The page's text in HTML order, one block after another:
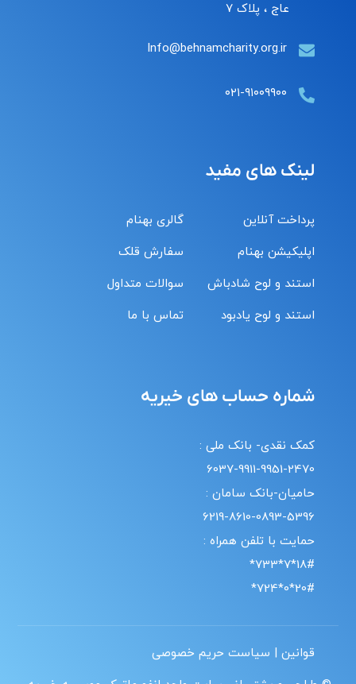
عاج ، پلاک ۷
Info@behnamcharity.org.ir
۰۲۱-۹۱۰۰۹۹۰۰
لینک های مفید
پرداخت آنلاین
اپلیکیشن بهنام
استند و لوح شادباش
استند و لوح یادبود
گالری بهنام
سفارش قلک
سوالات متداول
تماس با ما
شماره حساب های خیریه
کمک نقدی- بانک ملی :
6037-9911-9951-2470
حامیان-بانک سامان :
6219-8610-0893-5396
حمایت با تلفن همراه :
18#*7*733*
20#*0*724*
قوانین | سیاست حریم خصوصی